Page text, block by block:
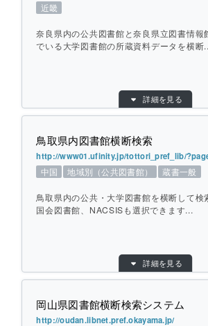
横断方式：
ひとこと紹介： 大阪市立大学学術情報総
している古文書等の資料の
個別ページを開く
近畿
奈良県内の公共図書館と奈良県立図書情報
でいる大学図書館の所蔵資料データを横断
蔵書一般
提供元： 奈良県立図書情報館
地域： 近畿
横断方式：
対象館のデータベースを横
リル Unitrad API）
ひとこと紹介：
奈良県内の公共図書館と奈
国立国会図書館、NACSIS
す。国立国会図書館、
詳細を見る
鳥取県内図書館横断検索
http://www01.ufinity.jp/tottori_pref_lib/
中国 地域別（公共図書館） 蔵書一般
鳥取県内の公共・大学図書館を横断して検
国会図書館、NACSISも選択できます...
蔵書一般
e_id=157
提供元： 鳥取県立図書館
詳細を見る
岡山県図書館横断検索システム
http://oudan.libnet.pref.okayama.jp/